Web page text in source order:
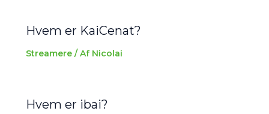
Hvem er KaiCenat?
Streamere/ Af Nicolai
Hvem er ibai?